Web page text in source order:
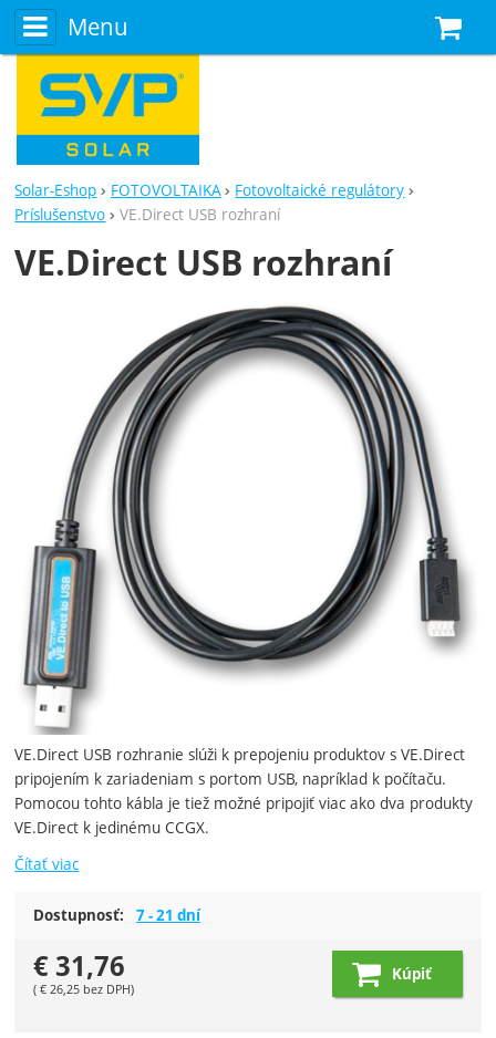
Menu
Solar-Eshop FOTOVOLTAIKA
Fotovoltaické regulátory
Príslušenstvo
VE.Direct USB rozhraní
VE.Direct USB rozhraní
VE.Direct USB rozhranie slúži k prepojeniu produktov s VE.Direct
pripojením k zariadeniam s portom USB, napríklad k počítaču.
Pomocou tohto kábla je tiež možné pripojiť viac ako dva produkty
VE.Direct k jedinému CCGX.
Čítať viac
Dostupnosť: 7 - 21 dní
€ 31,76
( € 26,25 bez DPH)
Kúpiť